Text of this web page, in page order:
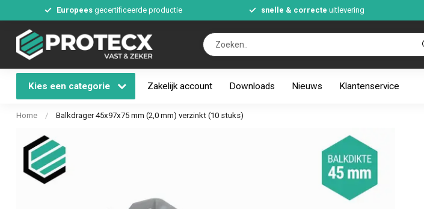
Europeesgecertificeerde productie snelle & correcte uitlevering
Kies een categorie Zakelijk account Downloads Nieuws Klantenservice
Home / Balkdrager 45x97x75 mm (2,0 mm) verzinkt (10 stuks)